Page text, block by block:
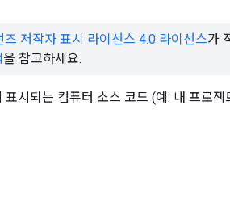
즈 저작자 표시 라이선스 4.0 라이선스가
을 참고하세요.
시되는 컴퓨터 소스 코드 (예: 내 프로젝